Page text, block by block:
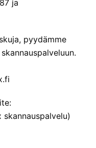
ja
pyydämme